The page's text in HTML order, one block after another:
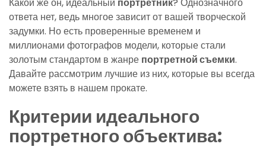
Какой же он, идеальный портретник? Однозначного
ответа нет, ведь многое зависит от вашей творческой
задумки. Но есть проверенные временем и
миллионами фотографов модели, которые стали
золотым стандартом в жанре портретной съемки.
Давайте рассмотрим лучшие из них, которые вы всегда
можете взять в нашем прокате.
Критерии идеального
портретного объектива: